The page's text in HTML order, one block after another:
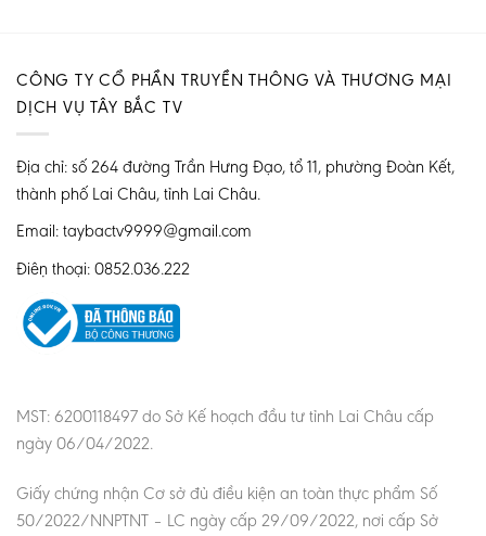
CÔNG TY CỔ PHẦN TRUYỀN THÔNG VÀ THƯƠNG MẠI
DỊCH VỤ TÂY BẮC TV
Địa chỉ: số 264 đường Trần Hưng Đạo, tổ 11, phường Đoàn Kết,
thành phố Lai Châu, tỉnh Lai Châu.
Email: taybactv9999@gmail.com
Điện thoại: 0852.036.222
MST: 6200118497 do Sở Kế hoạch đầu tư tỉnh Lai Châu cấp
ngày 06/04/2022.
Giấy chứng nhận Cơ sở đủ điều kiện an toàn thực phẩm Số
50/2022/NNPTNT – LC ngày cấp 29/09/2022, nơi cấp Sở